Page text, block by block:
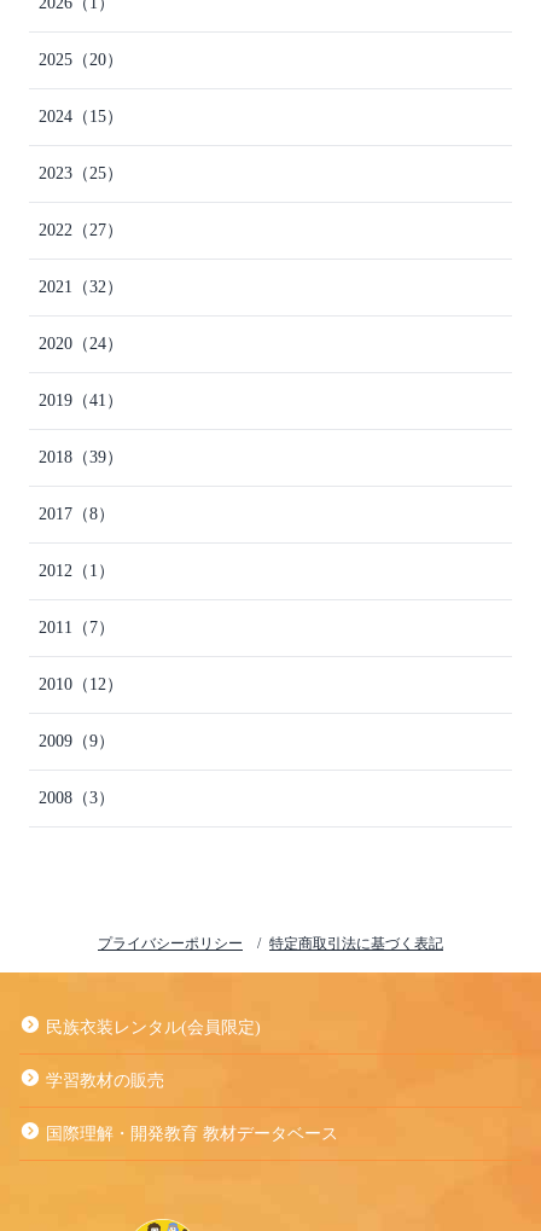
2025 （20）
2024 （15）
2023 （25）
2022 （27）
2021 （32）
2020 （24）
2019 （41）
2018 （39）
2017 （8）
2012 （1）
2011 （7）
2010 （12）
2009 （9）
2008 （3）
プライバシーポリシー 特定商取引法に基づく表記
民族衣装レンタル(会員限定)
学習教材の販売
国際理解・開発教育 教材データベース